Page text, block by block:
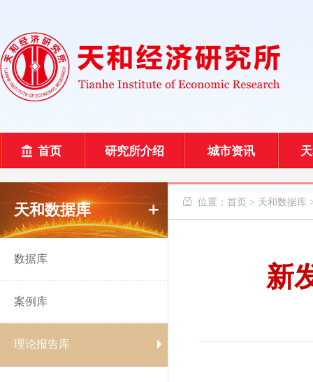
首页 研究所介绍 城市资讯
天和数据库
数据库
案例库
理论报告库
 位置： 首页 > 天和数据库
新